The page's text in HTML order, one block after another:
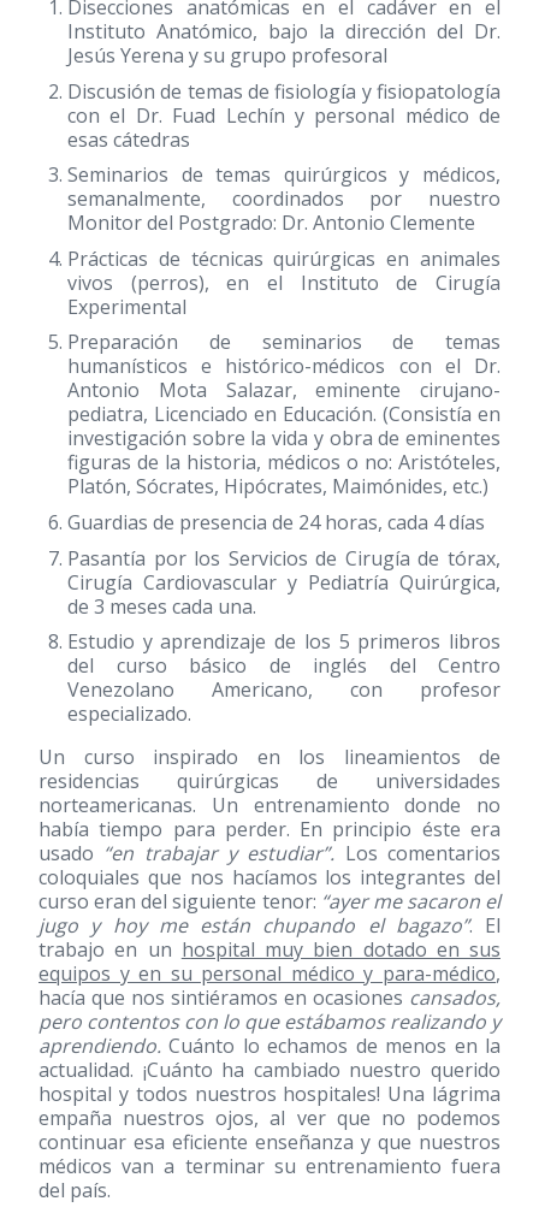
Disecciones anatómicas en el cadáver en el
Instituto Anatómico, bajo la dirección del Dr.
Jesús Yerena y su grupo profesoral
Discusión de temas de fisiología y fisiopatología
con el Dr. Fuad Lechín y personal médico de
esas cátedras
Seminarios de temas quirúrgicos y médicos,
semanalmente, coordinados por nuestro
Monitor del Postgrado: Dr. Antonio Clemente
Prácticas de técnicas quirúrgicas en animales
vivos (perros), en el Instituto de Cirugía
Experimental
Preparación de seminarios de temas
humanísticos e histórico-médicos con el Dr.
Antonio Mota Salazar, eminente cirujano-
pediatra, Licenciado en Educación. (Consistía en
investigación sobre la vida y obra de eminentes
figuras de la historia, médicos o no: Aristóteles,
Platón, Sócrates, Hipócrates, Maimónides, etc.)
Guardias de presencia de 24 horas, cada 4 días
Pasantía por los Servicios de Cirugía de tórax,
Cirugía Cardiovascular y Pediatría Quirúrgica,
de 3 meses cada una.
Estudio y aprendizaje de los 5 primeros libros
del curso básico de inglés del Centro
Venezolano Americano, con profesor
especializado.
Un curso inspirado en los lineamientos de
residencias quirúrgicas de universidades
norteamericanas. Un entrenamiento donde no
había tiempo para perder. En principio éste era
usado “en trabajar y estudiar”. Los comentarios
coloquiales que nos hacíamos los integrantes del
curso eran del siguiente tenor: “ayer me sacaron el
jugo y hoy me están chupando el bagazo”. El
trabajo en un hospital muy bien dotado en sus
equipos y en su personal médico y para-médico,
hacía que nos sintiéramos en ocasiones cansados,
pero contentos con lo que estábamos realizando y
aprendiendo. Cuánto lo echamos de menos en la
actualidad. ¡Cuánto ha cambiado nuestro querido
hospital y todos nuestros hospitales! Una lágrima
empaña nuestros ojos, al ver que no podemos
continuar esa eficiente enseñanza y que nuestros
médicos van a terminar su entrenamiento fuera
del país.